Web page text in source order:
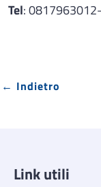
Tel:
← Indietro
Link utili